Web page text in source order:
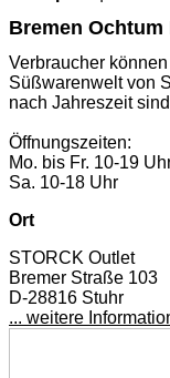
Bremen Ochtum
Verbraucher
Süßwarenwelt von
nach Jahreszeit
Öffnungszeiten:
Mo. bis Fr. 10-19
Sa. 10-18 Uhr
Ort
STORCK Outlet
Bremer Straße 103
D-28816 Stuhr
... weitere